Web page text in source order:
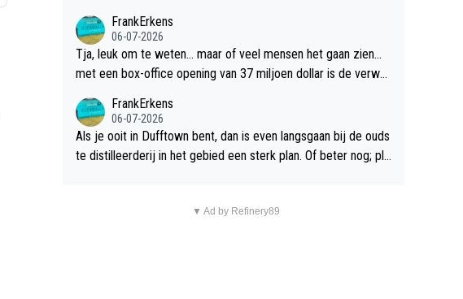
FrankErkens
06-07-2026
Tja, leuk om te weten... maar of veel mensen het gaan zien...
met een box-office opening van 37 miljoen dollar is de verwa
FrankErkens
06-07-2026
Als je ooit in Dufftown bent, dan is even langsgaan bij de ouds
te distilleerderij in het gebied een sterk plan. Of beter nog; pla
▼ Ad by Refinery89